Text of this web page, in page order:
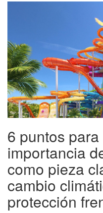
6 puntos
importancia
como pieza
cambio
protección